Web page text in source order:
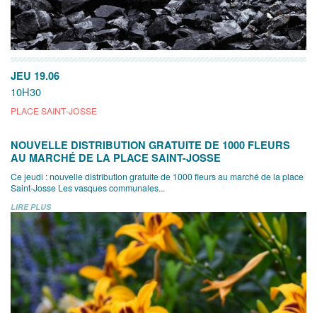
JEU 19.06
10H30
PLACE SAINT-JOSSE
NOUVELLE DISTRIBUTION GRATUITE DE 1000 FLEURS
AU MARCHÉ DE LA PLACE SAINT-JOSSE
Ce jeudi : nouvelle distribution gratuite de 1000 fleurs au marché de la place
Saint-Josse Les vasques communales...
LIRE PLUS